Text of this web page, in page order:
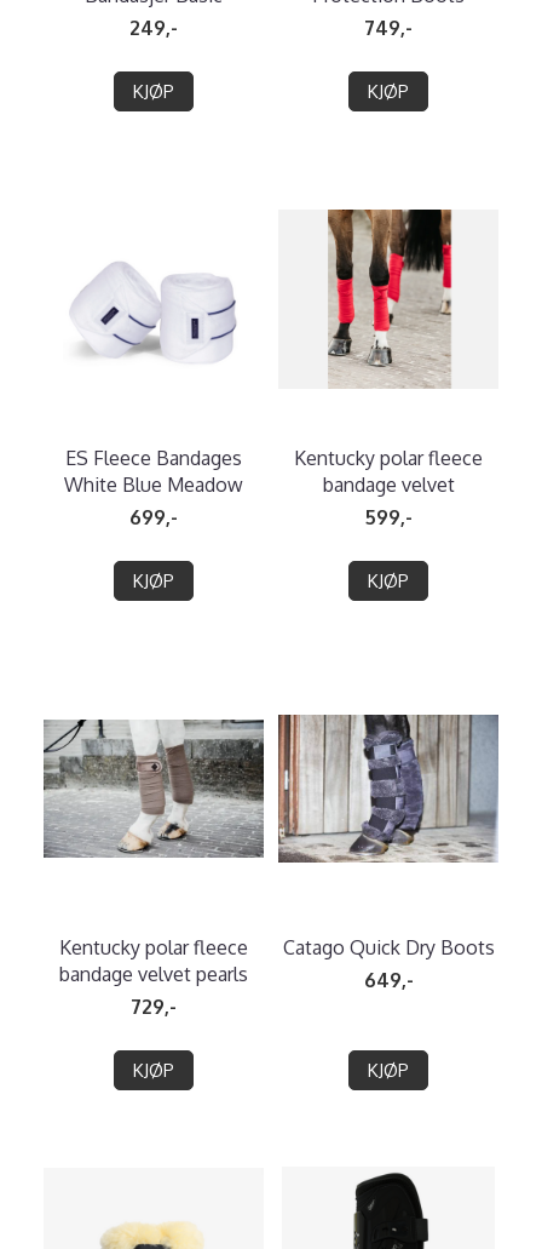
249,-
KJØP
749,-
KJØP
ES Fleece Bandages
White Blue Meadow
699,-
KJØP
Kentucky polar fleece
bandage velvet
599,-
KJØP
Kentucky polar fleece
bandage velvet pearls
729,-
KJØP
Catago Quick Dry Boots
649,-
KJØP